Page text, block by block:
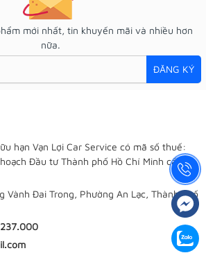
mới nhất, tin khuyến mãi và nhiều hơn
nữa.
ĐĂNG KÝ
hạn Vạn Lợi Car Service có mã số thuế:
Đầu tư Thành phố Hồ Chí Minh cấp
Vành Đai Trong, Phường An Lạc, Thành phố